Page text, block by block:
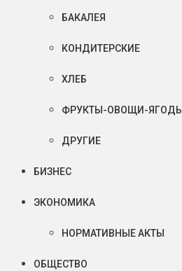
БАКАЛЕЯ
КОНДИТЕРСКИЕ
ХЛЕБ
ФРУКТЫ-ОВОЩИ-ЯГОДЫ
ДРУГИЕ
БИЗНЕС
ЭКОНОМИКА
НОРМАТИВНЫЕ АКТЫ
ОБЩЕСТВО